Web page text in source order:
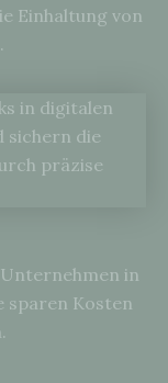
Einhaltung von
in
sparen Kosten